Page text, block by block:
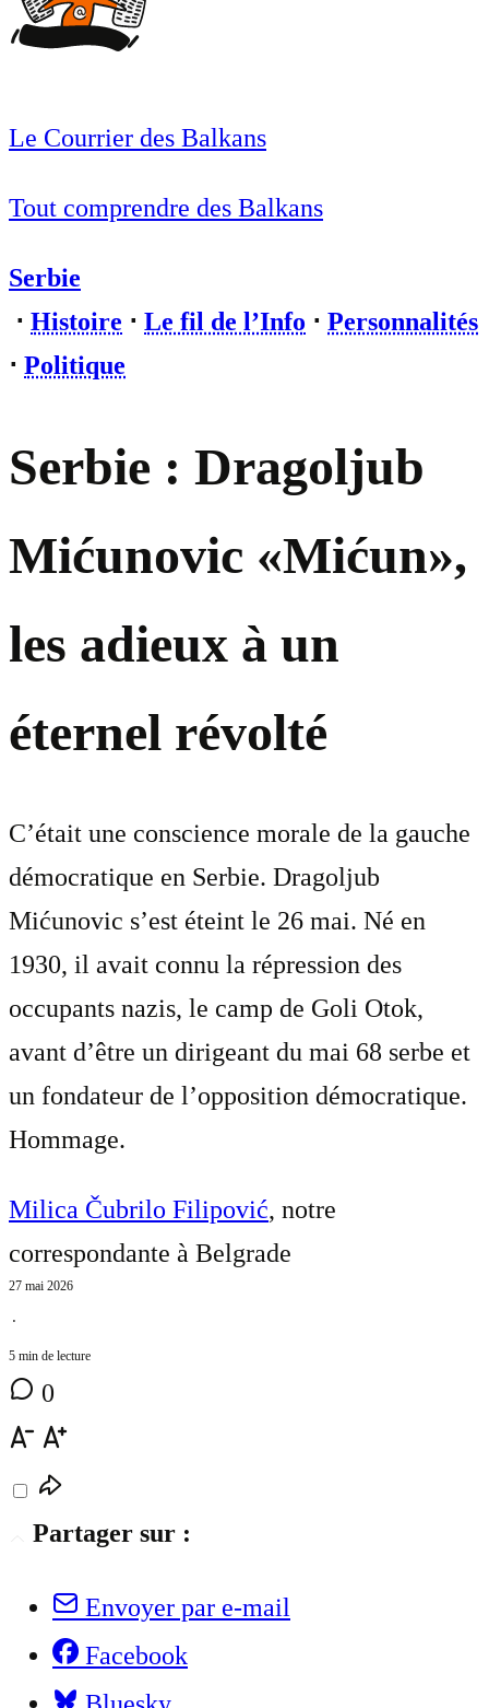
Le Courrier des Balkans
Tout comprendre des Balkans
Serbie
⋅ Histoire ⋅ Le fil de l’Info ⋅ Personnalités
⋅ Politique
Serbie : Dragoljub
Mićunovic «Mićun»,
les adieux à un
éternel révolté
C’était une conscience morale de la gauche
démocratique en Serbie. Dragoljub
Mićunovic s’est éteint le 26 mai. Né en
1930, il avait connu la répression des
occupants nazis, le camp de Goli Otok,
avant d’être un dirigeant du mai 68 serbe et
un fondateur de l’opposition démocratique.
Hommage.
Milica Čubrilo Filipović, notre
correspondante à Belgrade
27 mai 2026
⋅
5 min de lecture
0
Partager sur :
Envoyer par e-mail
Facebook